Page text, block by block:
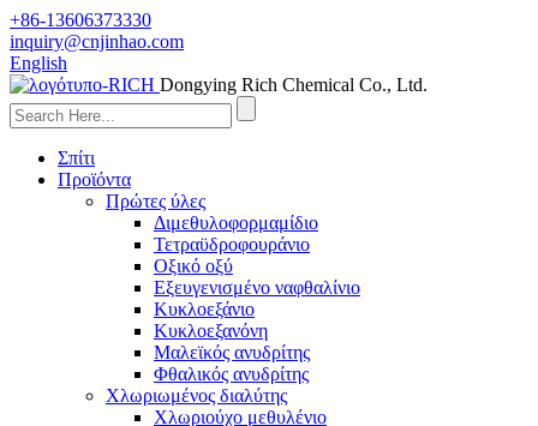
+86-13606373330
inquiry@cnjinhao.com
English
Dongying Rich Chemical Co., Ltd.
Σπίτι
Προϊόντα
Πρώτες ύλες
Διμεθυλοφορμαμίδιο
Τετραϋδροφουράνιο
Οξικό οξύ
Εξευγενισμένο ναφθαλίνιο
Κυκλοεξάνιο
Κυκλοεξανόνη
Μαλεϊκός ανυδρίτης
Φθαλικός ανυδρίτης
Χλωριωμένος διαλύτης
Χλωριούχο μεθυλένιο